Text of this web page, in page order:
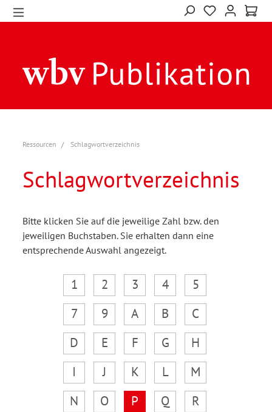
Ressourcen Schlagwortverzeichnis
Schlagwortverzeichnis
Bitte klicken Sie auf die jeweilige Zahl bzw. den
jeweiligen Buchstaben. Sie erhalten dann eine
entsprechende Auswahl angezeigt.
1 2 3 4
5
7
9 A B
C
D
E F G
H
I
J K L
M
N
O P Q
R